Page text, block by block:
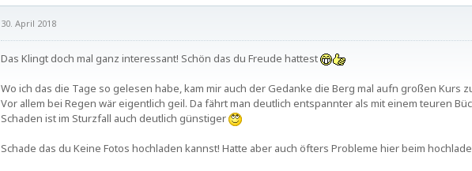
30. April 2018
Das Klingt doch mal ganz interessant! Schön das du Freude hattest
Wo ich das die Tage so gelesen habe, kam mir auch der Gedanke die Berg mal aufn großen Kurs
Vor allem bei Regen wär eigentlich geil. Da fährt man deutlich entspannter als mit einem teuren
Schaden ist im Sturzfall auch deutlich günstiger
Schade das du Keine Fotos hochladen kannst! Hatte aber auch öfters Probleme hier beim